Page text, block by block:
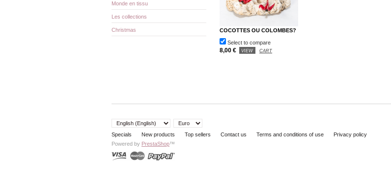
COCOTTES OU COLOMBES?
Select to compare
8,00 € VIEW CART
Monde en tissu
Les collections
Christmas
Specials New products Top sellers Contact us Terms and conditions of use
Privacy policy
Powered by PrestaShop™